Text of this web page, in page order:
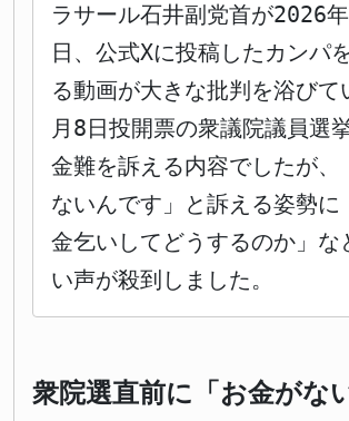
ラサール石井副党首が2026
日、公式Xに投稿したカンパ
る動画が大きな批判を浴びて
月8日投開票の衆議院議員選
金難を訴える内容でしたが、
ないんです」と訴える姿勢に
金乞いしてどうするのか」な
い声が殺到しました。
衆院選直前に「お金がな